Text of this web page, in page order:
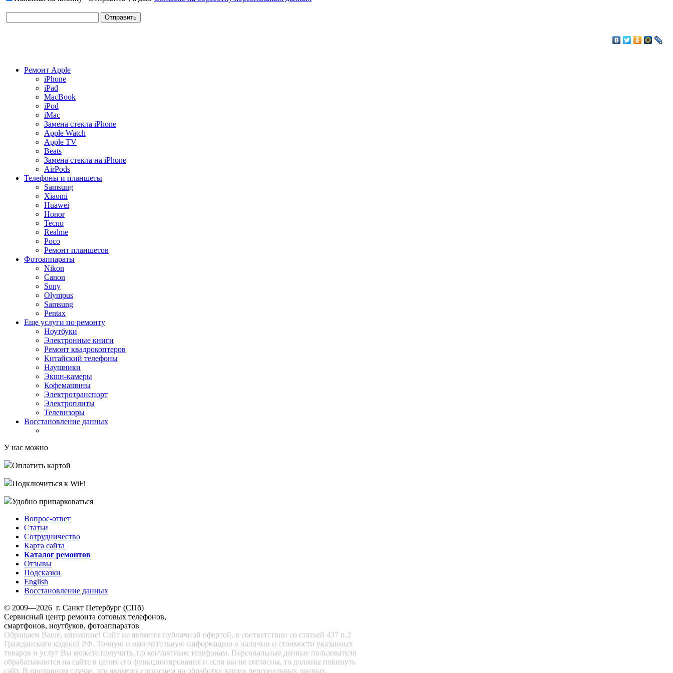
Ремонт Apple
iPhone
iPad
MacBook
iPod
iMac
Замена стекла iPhone
Apple Watch
Apple TV
Beats
Замена стекла на iPhone
AirPods
Телефоны и планшеты
Samsung
Xiaomi
Huawei
Honor
Tecno
Realme
Poco
Ремонт планшетов
Фотоаппараты
Nikon
Canon
Sony
Olympus
Samsung
Pentax
Еще услуги по ремонту
Ноутбуки
Электронные книги
Ремонт квадрокоптеров
Китайский телефоны
Наушники
Экшн-камеры
Кофемашины
Электротранспорт
Электроплиты
Телевизоры
Восстановление данных
У нас можно
Оплатить картой
Подключиться к WiFi
Удобно припарковаться
Вопрос-ответ
Статьи
Сотрудничество
Карта сайта
Каталог ремонтов
Отзывы
Подсказки
English
Восстановление данных
© 2009—2026 г. Санкт Петербург (СПб)
Сервисный центр ремонта сотовых телефонов,
смартфонов, ноутбуков, фотоаппаратов
Обращаем Ваше, внимание! Сайт не является публичной офертой, в соответствии со статьей 437 п.2
Гражданского кодекса РФ. Точную и окончательную информацию о наличии и стоимости указанных
товаров и услуг Вы можете получить, по контактным телефонам. Персональные данные пользователя
обрабатываются на сайте в целях его функционирования и если вы не согласны, то должны покинуть
сайт. В противном случае, это является согласием на обработку ваших персональных данных.